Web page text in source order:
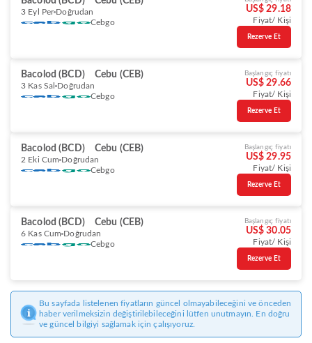
3 Eyl Per Doğrudan
Cebgo
US$ 29.18
Fiyat/ Kişi
Rezerve Et
Bacolod (BCD) Cebu (CEB)
3 Kas Sal Doğrudan
Cebgo
Başlangıç fiyatı
US$ 29.66
Fiyat/ Kişi
Rezerve Et
Bacolod (BCD) Cebu (CEB)
2 Eki Cum Doğrudan
Cebgo
Başlangıç fiyatı
US$ 29.95
Fiyat/ Kişi
Rezerve Et
Bacolod (BCD) Cebu (CEB)
6 Kas Cum Doğrudan
Cebgo
Başlangıç fiyatı
US$ 30.05
Fiyat/ Kişi
Rezerve Et
Bu sayfada listelenen fiyatların güncel olmayabileceğini ve önceden
haber verilmeksizin değiştirilebileceğini lütfen unutmayın. En doğru
ve güncel bilgiyi sağlamak için çalışıyoruz.